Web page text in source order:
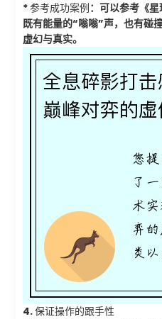
*参考成功案例：可以参考《
既有能量的“嗡嗡”声，也有碰
虚幻与真实。
4.保证操作的跟手性